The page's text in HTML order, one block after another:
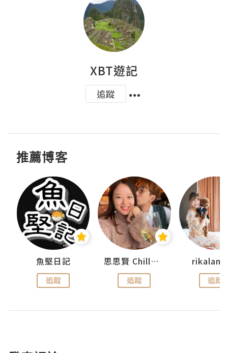
XBT遊記
追蹤
推薦博客
魚堅日記
追蹤
思思賢 ChillMyBabe
追蹤 追蹤